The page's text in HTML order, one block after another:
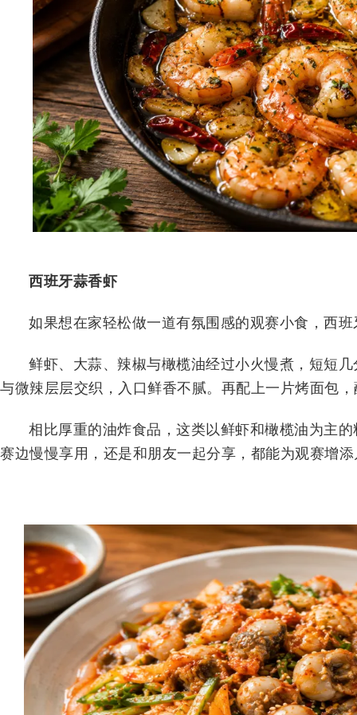
西班牙蒜香虾
如果想在家轻松做一道有氛围感的观赛小食，西
鲜虾、大蒜、辣椒与橄榄油经过小火慢煮，短短
与微辣层层交织，入口鲜香不腻。再配上一片烤面包
相比厚重的油炸食品，这类以鲜虾和橄榄油为主
赛边慢慢享用，还是和朋友一起分享，都能为观赛增